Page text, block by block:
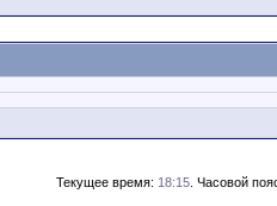
Текущее время: 18:15 . Часовой